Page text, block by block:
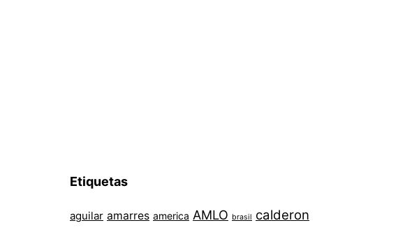
Etiquetas
aguilar amarres america AMLO brasil calderon